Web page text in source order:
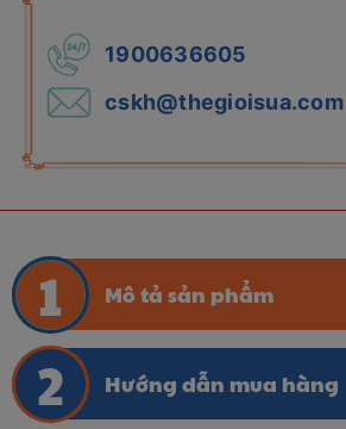
1900636605
cskh@thegioisua.com
Mô tả sản phẩm
Hướng dẫn mua hàng